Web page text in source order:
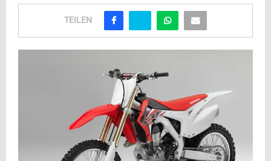
TEILEN